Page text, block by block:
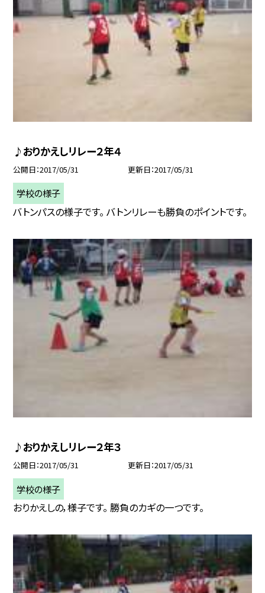
♪おりかえしリレー２年４
公開日 2017/05/31 更新日 2017/05/31
学校の様子
バトンパスの様子です。 バトンリレーも勝負のポイントです。
♪おりかえしリレー２年３
公開日 2017/05/31 更新日 2017/05/31
学校の様子
おりかえしの，様子です。 勝負のカギの一つです。